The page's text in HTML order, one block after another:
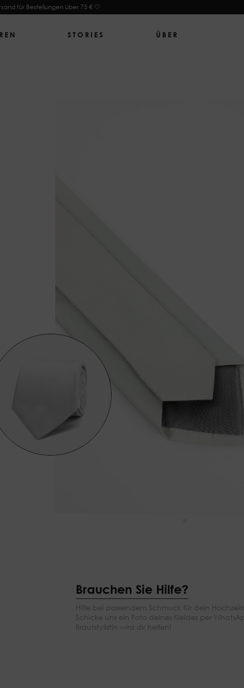
für Bestellungen über 75 € 🤍
STORIES ÜBER
Brauchen Sie Hilfe?
Hilfe bei passendem Schmuck für dein
Schicke uns ein Foto deines Kleides per
Brautstylistin wird dir helfen!